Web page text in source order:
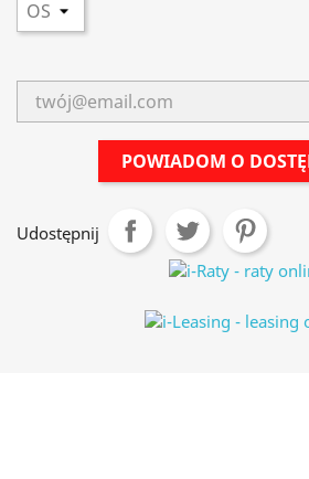
POWIADOM O
Udostępnij